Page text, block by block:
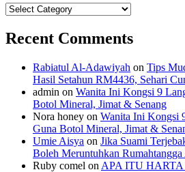
Categories
Recent Comments
Rabiatul Al-Adawiyah on Tips
Hasil Setahun RM4436, Sehari
admin on Wanita Ini Kongsi 9
Botol Mineral, Jimat & Senang
Nora honey on Wanita Ini Kongsi
Guna Botol Mineral, Jimat &
Umie Aisya on Jika Suami
Boleh Meruntuhkan Rumahtangga
Ruby comel on APA ITU